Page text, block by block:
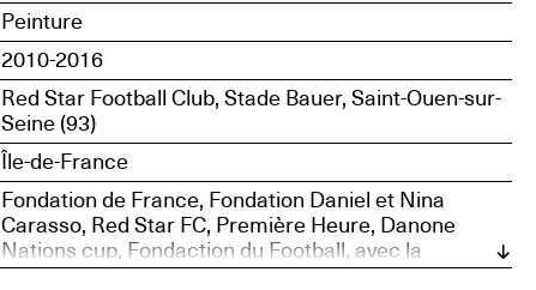
Peinture
2010-2016
Red Star Football Club, Stade Bauer, Saint-Ouen-sur-
Seine (93)
Île-de-France
Fondation de France, Fondation Daniel et Nina
Carasso, Red Star FC, Première Heure, Danone
Nations cup, Fondaction du Football, avec la
collaboration de la galerie Nathalie Obadia